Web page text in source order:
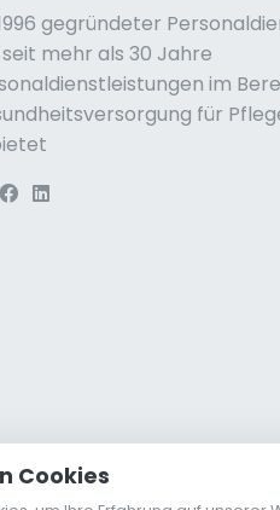
gegründeter
mehr als 30 Jahre
im
für
Cookies